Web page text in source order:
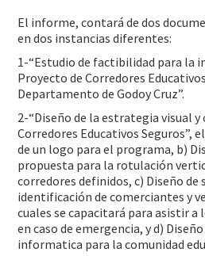
El informe, contará de dos
en dos instancias diferentes:
1-“Estudio de factibilidad para la
Proyecto de Corredores
Departamento de Godoy Cruz”.
2-“Diseño de la estrategia visual
Corredores Educativos Seguros”,
de un logo para el programa, b)
propuesta para la rotulación
corredores definidos, c) Diseño de
identificación de comerciantes y
cuales se capacitará para asistir a
en caso de emergencia, y d)
informatica para la comunidad